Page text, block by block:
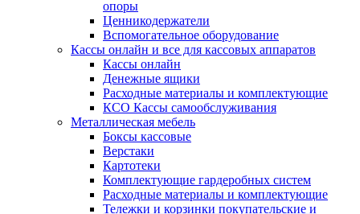
опоры
Ценникодержатели
Вспомогательное оборудование
Кассы онлайн и все для кассовых аппаратов
Кассы онлайн
Денежные ящики
Расходные материалы и комплектующие
КСО Кассы самообслуживания
Металлическая мебель
Боксы кассовые
Верстаки
Картотеки
Комплектующие гардеробных систем
Расходные материалы и комплектующие
Тележки и корзинки покупательские и